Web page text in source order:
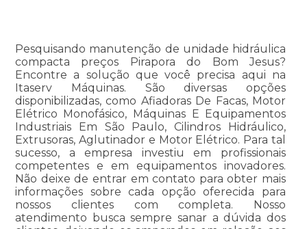
Pesquisando manutenção de unidade hidráulica
compacta preços Pirapora do Bom Jesus?
Encontre a solução que você precisa aqui na
Itaserv Máquinas. São diversas opções
disponibilizadas, como Afiadoras De Facas, Motor
Elétrico Monofásico, Máquinas E Equipamentos
Industriais Em São Paulo, Cilindros Hidráulico,
Extrusoras, Aglutinador e Motor Elétrico. Para tal
sucesso, a empresa investiu em profissionais
competentes e em equipamentos inovadores.
Não deixe de entrar em contato para obter mais
informações sobre cada opção oferecida para
nossos clientes com completa. Nosso
atendimento busca sempre sanar a dúvida dos